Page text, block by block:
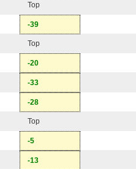
Top
-39
Top
-20
-33
-28
Top
-5
-13